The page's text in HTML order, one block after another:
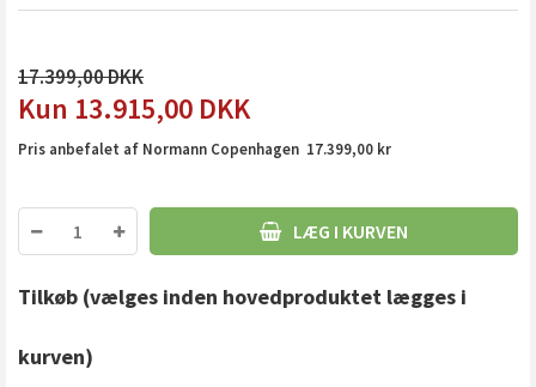
17.399,00
13.915,00 DKK
Pris anbefalet af Normann Copenhagen 17.399,00 kr
LÆG I KURVEN
Tilkøb (vælges inden hovedproduktet lægges i
kurven)